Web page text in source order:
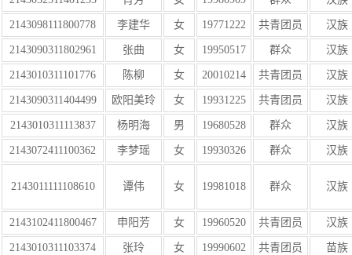
2143098111800778 李建华 女 19771222 共青团员 汉族
2143090311802961 张曲 女 19950517 群众 汉族
2143010311101776 陈柳 女 20010214 共青团员 汉族
2143090311404499 欧阳美玲 女 19931225 共青团员 汉族
2143010311113837 杨明海 男 19680528 群众 汉族
2143072411100362 李梦瑶 女 19930326 群众 汉族
2143011111108610 谭伟 女 19981018 群众 汉族
2143102411800467 申阳芳 女 19960520 共青团员 汉族
2143010311103374 张玲 女 19990602 共青团员 苗族